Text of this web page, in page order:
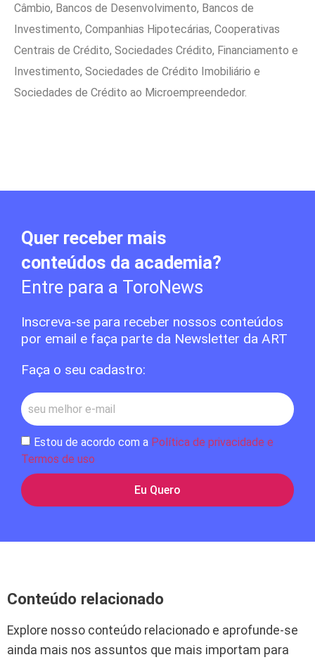
Câmbio, Bancos de Desenvolvimento, Bancos de
Investimento, Companhias Hipotecárias, Cooperativas
Centrais de Crédito, Sociedades Crédito, Financiamento e
Investimento, Sociedades de Crédito Imobiliário e
Sociedades de Crédito ao Microempreendedor.
Quer receber mais
conteúdos da academia?
Entre para a ToroNews
Inscreva-se para receber nossos conteúdos
por email e faça parte da Newsletter da ART
Faça o seu cadastro:
Estou de acordo com a Política de privacidade e
Termos de uso
Eu Quero
Conteúdo relacionado
Explore nosso conteúdo relacionado e aprofunde-se
ainda mais nos assuntos que mais importam para